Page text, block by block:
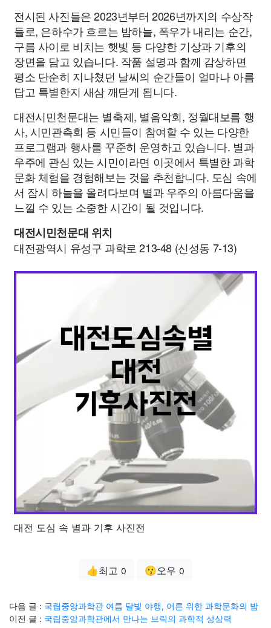
전시된 사진들은 2023년부터 2026년까지의 수상작
들로, 은하수가 흐르는 밤하늘, 폭우가 내리는 순간,
구름 사이로 비치는 햇빛 등 다양한 기상과 기후의
장면을 담고 있습니다. 작품 설명과 함께 감상하면
평소 단순히 지나쳤던 날씨의 순간들이 얼마나 아름
답고 특별한지 새삼 깨닫게 됩니다.
대전시민천문대는 별축제, 별음악회, 정월대보름 행
사, 시민관측회 등 시민들이 참여할 수 있는 다양한
프로그램과 행사를 꾸준히 운영하고 있습니다. 별과
우주에 관심 있는 시민이라면 이곳에서 특별한 과학
문화 체험을 경험해보는 것을 추천합니다. 도심 속에
서 잠시 하늘을 올려다보며 별과 우주의 아름다움을
느낄 수 있는 소중한 시간이 될 것입니다.
대전시민천문대 위치
대전광역시 유성구 과학로 213-48 (신성동 7-13)
대전 도심 속 별과 기후 사진전
👍최고 0 😗오우 0
다음 글 : 국립중앙과학관 여름 달빛 야행, 어른 위한 과학문화의 밤
이전 글 : 국립중앙과학관에서 만나는 브릭의 과학적 상상력